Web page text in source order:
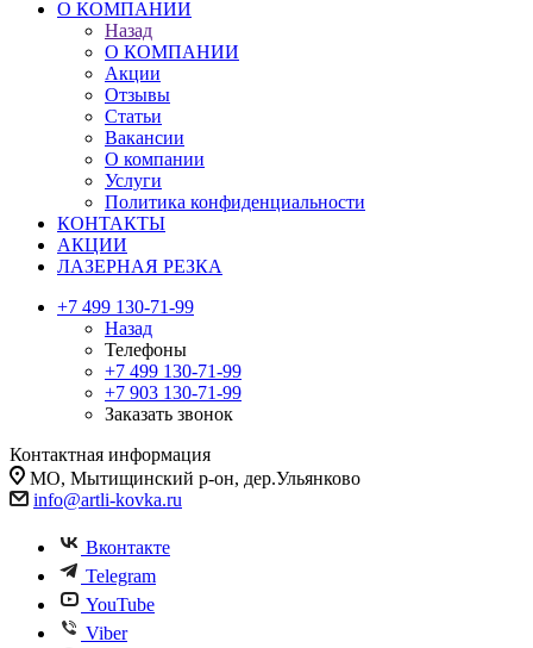
О КОМПАНИИ
Назад
О КОМПАНИИ
Акции
Отзывы
Статьи
Вакансии
О компании
Услуги
Политика конфиденциальности
КОНТАКТЫ
АКЦИИ
ЛАЗЕРНАЯ РЕЗКА
+7 499 130-71-99
Назад
Телефоны
+7 499 130-71-99
+7 903 130-71-99
Заказать звонок
Контактная информация
МО, Мытищинский р-он, дер.Ульянково
info@artli-kovka.ru
Вконтакте
Telegram
YouTube
Viber